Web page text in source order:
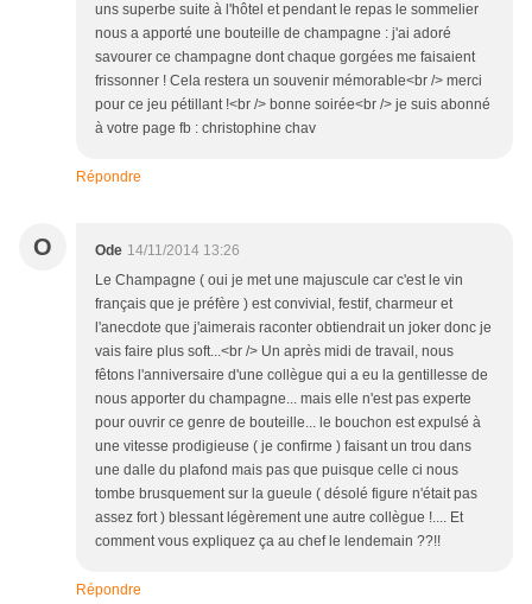
uns superbe suite à l'hôtel et pendant le repas le sommelier
nous a apporté une bouteille de champagne : j'ai adoré
savourer ce champagne dont chaque gorgées me faisaient
frissonner ! Cela restera un souvenir mémorable<br /> merci
pour ce jeu pétillant !<br /> bonne soirée<br /> je suis abonné
à votre page fb : christophine chav
Répondre
O Ode 14/11/2014 13:26
Le Champagne ( oui je met une majuscule car c'est le vin
français que je préfère ) est convivial, festif, charmeur et
l'anecdote que j'aimerais raconter obtiendrait un joker donc je
vais faire plus soft...<br /> Un après midi de travail, nous
fêtons l'anniversaire d'une collègue qui a eu la gentillesse de
nous apporter du champagne... mais elle n'est pas experte
pour ouvrir ce genre de bouteille... le bouchon est expulsé à
une vitesse prodigieuse ( je confirme ) faisant un trou dans
une dalle du plafond mais pas que puisque celle ci nous
tombe brusquement sur la gueule ( désolé figure n'était pas
assez fort ) blessant légèrement une autre collègue !.... Et
comment vous expliquez ça au chef le lendemain ??!!
Répondre